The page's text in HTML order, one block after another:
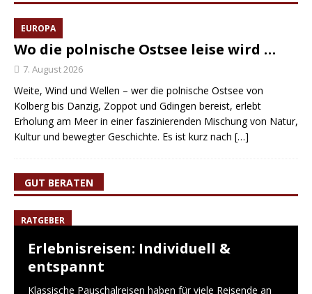
EUROPA
Wo die polnische Ostsee leise wird …
7. August 2026
Weite, Wind und Wellen – wer die polnische Ostsee von
Kolberg bis Danzig, Zoppot und Gdingen bereist, erlebt
Erholung am Meer in einer faszinierenden Mischung von Natur,
Kultur und bewegter Geschichte. Es ist kurz nach […]
GUT BERATEN
RATGEBER
Erlebnisreisen: Individuell &
entspannt
Klassische Pauschalreisen haben für viele Reisende an